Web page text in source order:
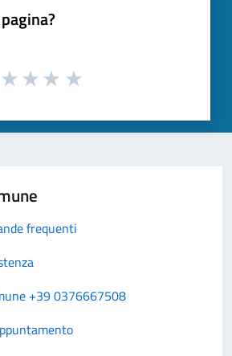
frequenti
+39 0376667508